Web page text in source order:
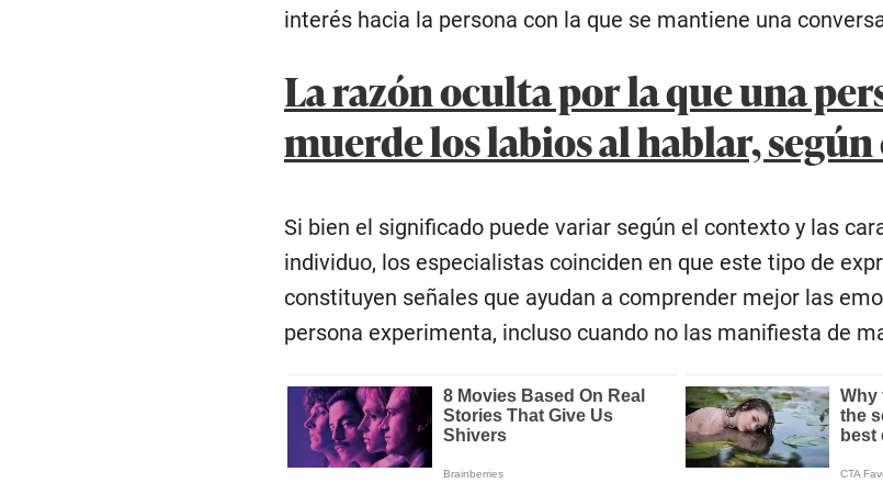
interés hacia la persona con la que se mantiene una
La razón oculta por la que una
muerde los labios al hablar,
Si bien el significado puede variar según el contexto y las
individuo, los especialistas coinciden en que este tipo de
constituyen señales que ayudan a comprender mejor las
persona experimenta, incluso cuando no las manifiesta de